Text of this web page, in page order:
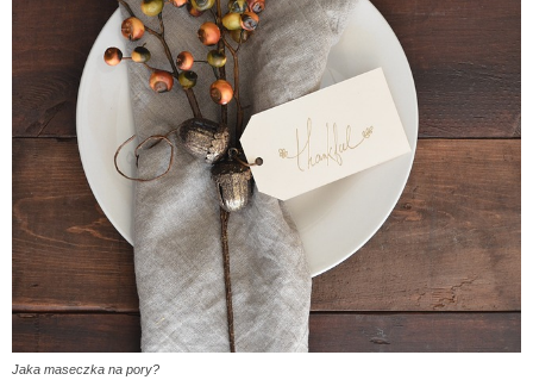
Jaka maseczka na pory?